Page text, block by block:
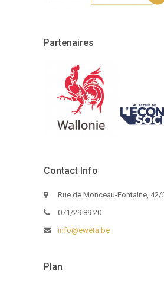
Partenaires
Contact Info
Rue de Monceau-Fontaine, 42/
071/29.89.20
info@eweta.be
Plan